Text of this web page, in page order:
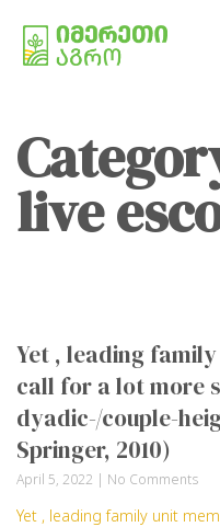
live
Yet , leading
call for a lot more
dyadic-/couple-
Springer, 2010)
April 5, 2022 No Comments
Yet , leading family unit